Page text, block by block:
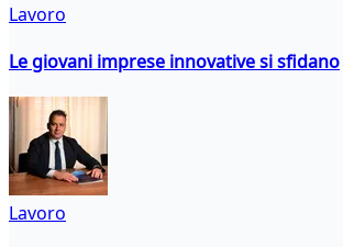
Lavoro
Le giovani imprese innovative si sfidano
Lavoro